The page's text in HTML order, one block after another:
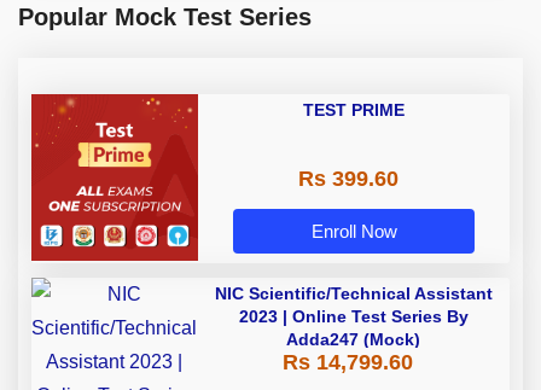
Popular Mock Test Series
TEST PRIME
Rs 399.60
Enroll Now
NIC Scientific/Technical Assistant
2023 | Online Test Series By
Adda247 (Mock)
Rs 14,799.60